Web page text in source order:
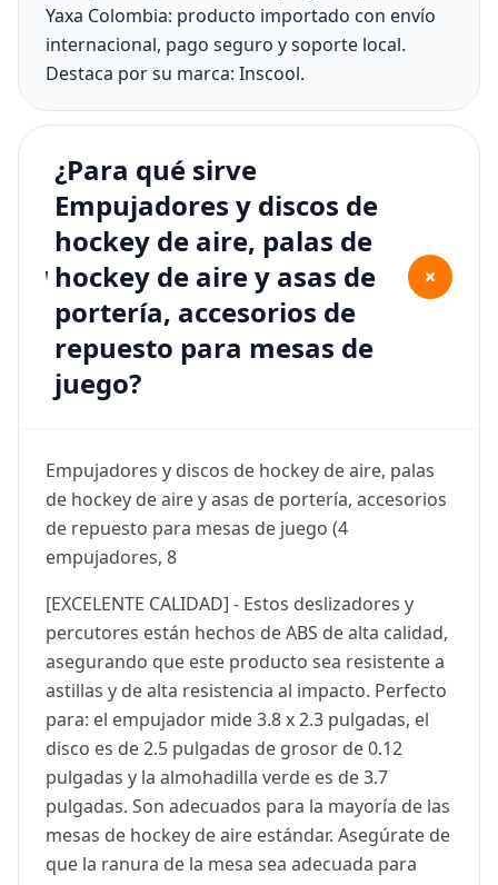
Yaxa Colombia: producto importado con envío
internacional, pago seguro y soporte local.
Destaca por su marca: Inscool.
¿Para qué sirve
Empujadores y discos de
hockey de aire, palas de
hockey de aire y asas de
portería, accesorios de
repuesto para mesas de
juego?
+
Empujadores y discos de hockey de aire, palas
de hockey de aire y asas de portería, accesorios
de repuesto para mesas de juego (4
empujadores, 8
[EXCELENTE CALIDAD] - Estos deslizadores y
percutores están hechos de ABS de alta calidad,
asegurando que este producto sea resistente a
astillas y de alta resistencia al impacto. Perfecto
para: el empujador mide 3.8 x 2.3 pulgadas, el
disco es de 2.5 pulgadas de grosor de 0.12
pulgadas y la almohadilla verde es de 3.7
pulgadas. Son adecuados para la mayoría de las
mesas de hockey de aire estándar. Asegúrate de
que la ranura de la mesa sea adecuada para